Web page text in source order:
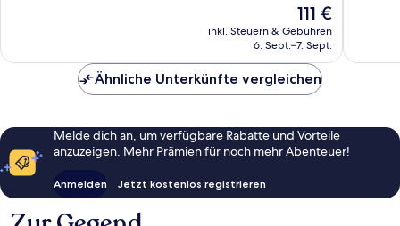
Der
Preis
beträgt
111 €
inkl. Steuern & Gebühren
6. Sept.–7. Sept.
Ähnliche Unterkünfte vergleichen
Melde dich an, um verfügbare Rabatte und Vorteile
anzuzeigen. Mehr Prämien für noch mehr Abenteuer!
Anmelden Jetzt kostenlos registrieren